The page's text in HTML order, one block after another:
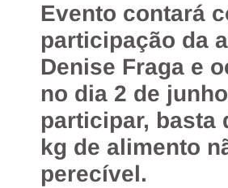
Evento contará
participação da
Denise Fraga e
no dia 2 de
participar, basta
kg de alimento
perecível.